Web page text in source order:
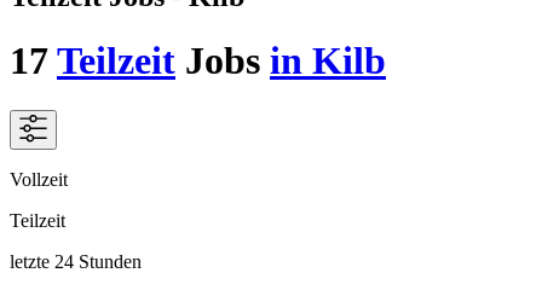
17Teilzeit Jobs in Kilb
Vollzeit
Teilzeit
letzte 24 Stunden